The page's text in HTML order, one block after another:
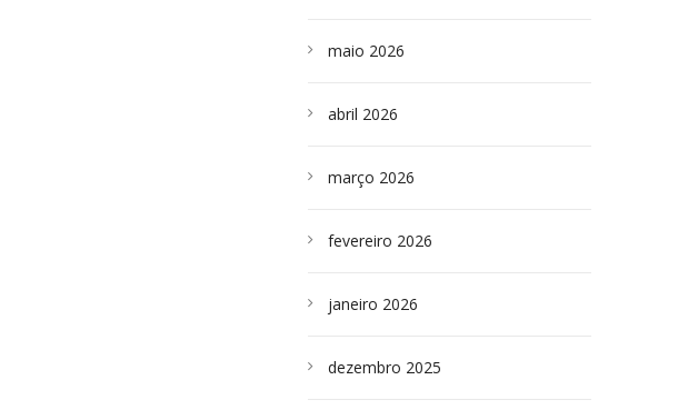
maio 2026
abril 2026
março 2026
fevereiro 2026
janeiro 2026
dezembro 2025